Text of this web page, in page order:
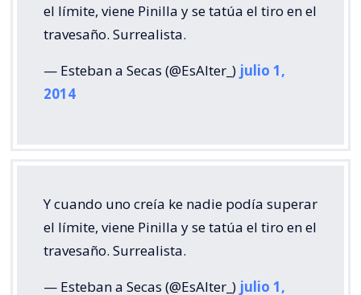
el límite, viene Pinilla y se tatúa el tiro en el
travesaño. Surrealista.
— Esteban a Secas (@EsAlter_) julio 1,
2014
Y cuando uno creía ke nadie podía superar
el límite, viene Pinilla y se tatúa el tiro en el
travesaño. Surrealista.
— Esteban a Secas (@EsAlter_) julio 1,